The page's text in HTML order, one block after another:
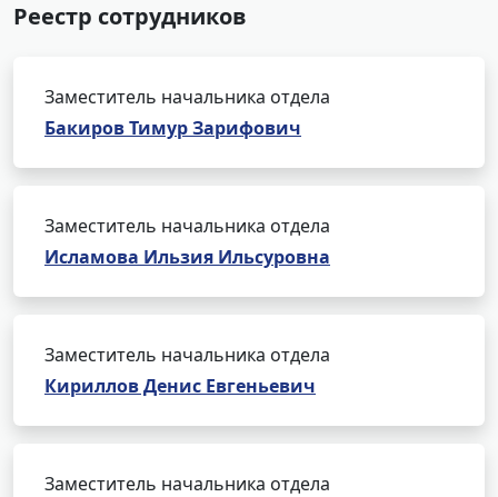
Реестр сотрудников
Заместитель начальника отдела
Бакиров Тимур Зарифович
Заместитель начальника отдела
Исламова Ильзия Ильсуровна
Заместитель начальника отдела
Кириллов Денис Евгеньевич
Заместитель начальника отдела